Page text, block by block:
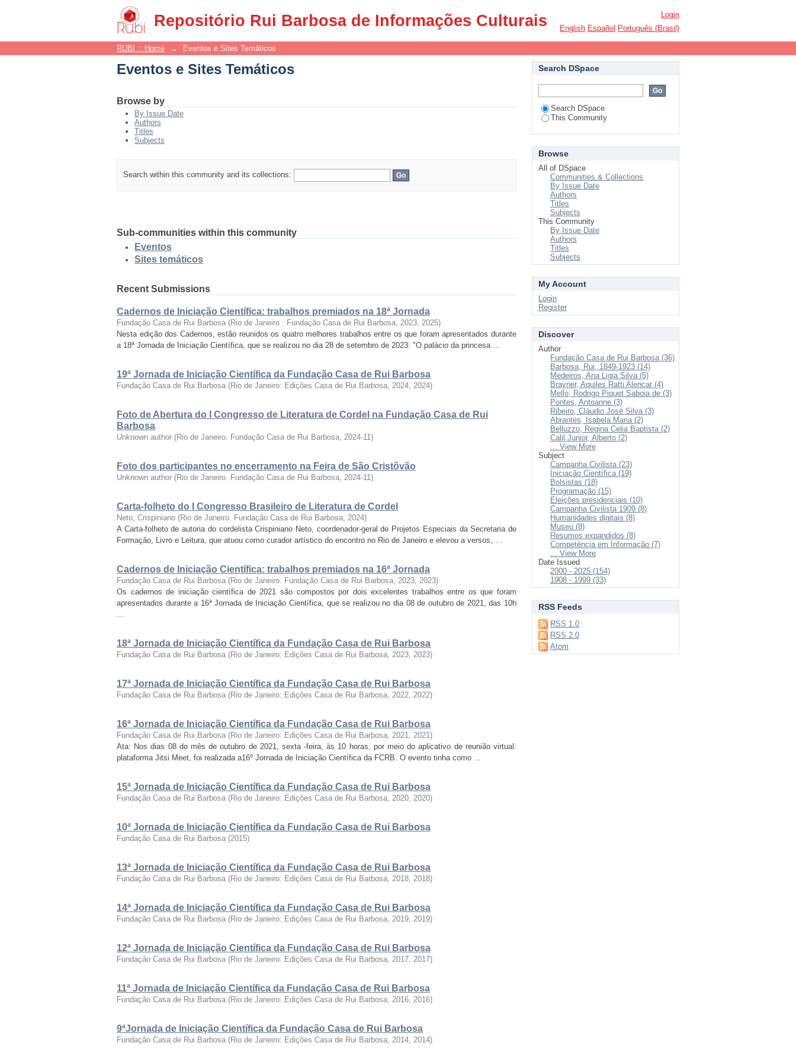
Repositório Rui Barbosa de Informações Culturais
Eventos e Sites Temáticos
Login
English Español Português (Brasil)
RUBI :: Home → Eventos e Sites Temáticos
Eventos e Sites Temáticos
Browse by
By Issue Date
Authors
Titles
Subjects
Search within this community and its collections:
Sub-communities within this community
Eventos
Sites temáticos
Recent Submissions
Cadernos de Iniciação Científica: trabalhos premiados na 18ª Jornada
Fundação Casa de Rui Barbosa (Rio de Janeiro : Fundação Casa de Rui Barbosa, 2023, 2025)
Nesta edição dos Cadernos, estão reunidos os quatro melhores trabalhos entre os que foram apresentados durante
a 18ª Jornada de Iniciação Científica, que se realizou no dia 28 de setembro de 2023: "O palácio da princesa ...
19ª Jornada de Iniciação Científica da Fundação Casa de Rui Barbosa
Fundação Casa de Rui Barbosa (Rio de Janeiro: Edições Casa de Rui Barbosa, 2024, 2024)
Foto de Abertura do I Congresso de Literatura de Cordel na Fundação Casa de Rui
Barbosa
Unknown author (Rio de Janeiro. Fundação Casa de Rui Barbosa, 2024-11)
Foto dos participantes no encerramento na Feira de São Cristõvão
Unknown author (Rio de Janeiro. Fundação Casa de Rui Barbosa, 2024-11)
Carta-folheto do I Congresso Brasileiro de Literatura de Cordel
Neto, Crispiniano (Rio de Janeiro. Fundação Casa de Rui Barbosa, 2024)
A Carta-folheto de autoria do cordelista Crispiniano Neto, coordenador-geral de Projetos Especiais da Secretaria de
Formação, Livro e Leitura, que atuou como curador artístico do encontro no Rio de Janeiro e elevou a versos, ...
Cadernos de Iniciação Científica: trabalhos premiados na 16ª Jornada
Fundação Casa de Rui Barbosa (Rio de Janeiro. Fundação Casa de Rui Barbosa, 2023, 2023)
Os cadernos de iniciação científica de 2021 são compostos por dois excelentes trabalhos entre os que foram
apresentados durante a 16ª Jornada de Iniciação Científica, que se realizou no dia 08 de outubro de 2021, das 10h
...
18ª Jornada de Iniciação Científica da Fundação Casa de Rui Barbosa
Fundação Casa de Rui Barbosa (Rio de Janeiro: Edições Casa de Rui Barbosa, 2023, 2023)
17ª Jornada de Iniciação Científica da Fundação Casa de Rui Barbosa
Fundação Casa de Rui Barbosa (Rio de Janeiro: Edições Casa de Rui Barbosa, 2022, 2022)
16ª Jornada de Iniciação Científica da Fundação Casa de Rui Barbosa
Fundação Casa de Rui Barbosa (Rio de Janeiro: Edições Casa de Rui Barbosa, 2021, 2021)
Ata: Nos dias 08 do mês de outubro de 2021, sexta -feira, às 10 horas, por meio do aplicativo de reunião virtual:
plataforma Jitsi Meet, foi realizada a16º Jornada de Iniciação Científica da FCRB. O evento tinha como ...
15ª Jornada de Iniciação Científica da Fundação Casa de Rui Barbosa
Fundação Casa de Rui Barbosa (Rio de Janeiro: Edições Casa de Rui Barbosa, 2020, 2020)
10ª Jornada de Iniciação Científica da Fundação Casa de Rui Barbosa
Fundação Casa de Rui Barbosa (2015)
13ª Jornada de Iniciação Científica da Fundação Casa de Rui Barbosa
Fundação Casa de Rui Barbosa (Rio de Janeiro: Edições Casa de Rui Barbosa, 2018, 2018)
14ª Jornada de Iniciação Científica da Fundação Casa de Rui Barbosa
Fundação Casa de Rui Barbosa (Rio de Janeiro: Edições Casa de Rui Barbosa, 2019, 2019)
12ª Jornada de Iniciação Científica da Fundação Casa de Rui Barbosa
Fundação Casa de Rui Barbosa (Rio de Janeiro: Edições Casa de Rui Barbosa, 2017, 2017)
11ª Jornada de Iniciação Científica da Fundação Casa de Rui Barbosa
Fundação Casa de Rui Barbosa (Rio de Janeiro: Edições Casa de Rui Barbosa, 2016, 2016)
9ªJornada de Iniciação Científica da Fundação Casa de Rui Barbosa
Fundação Casa de Rui Barbosa (Rio de Janeiro: Edições Casa de Rui Barbosa, 2014, 2014)
Search DSpace
Search DSpace
This Community
Browse
All of DSpace
Communities & Collections
By Issue Date
Authors
Titles
Subjects
This Community
By Issue Date
Authors
Titles
Subjects
My Account
Login
Register
Discover
Author
Fundação Casa de Rui Barbosa (36)
Barbosa, Rui, 1849-1923 (14)
Medeiros, Ana Ligia Silva (5)
Brayner, Aquiles Ratti Alencar (4)
Mello, Rodrigo Piquet Saboia de (3)
Pontes, Antoanne (3)
Ribeiro, Cláudio José Silva (3)
Abrantes, Isabela Maria (2)
Belluzzo, Regina Celia Baptista (2)
Calil Junior, Alberto (2)
... View More
Subject
Campanha Civilista (23)
Iniciação Científica (19)
Bolsistas (18)
Programação (15)
Eleições presidenciais (10)
Campanha Civilista 1909 (8)
Humanidades digitais (8)
Museu (8)
Resumos expandidos (8)
Competência em Informação (7)
... View More
Date Issued
2000 - 2025 (154)
1908 - 1999 (33)
RSS Feeds
RSS 1.0
RSS 2.0
Atom